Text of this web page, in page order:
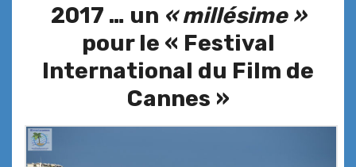
2017 … un « millésime »
pour le « Festival
International du Film de
Cannes »